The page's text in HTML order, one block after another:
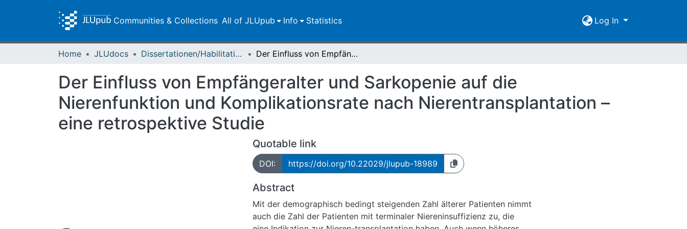
Communities & Collections All of JLUpub Info Statistics Log In
Home JLUdocs Dissertationen/Habilitationen Der Einfluss von Empfängeralter und Sarkopenie auf die Nierenfunktion und Komplikationsrate nach Nierentransplantation – eine retrospektive Studie
Der Einfluss von Empfängeralter und Sarkopenie auf die
Nierenfunktion und Komplikationsrate nach Nierentransplantation –
eine retrospektive Studie
Quotable link
DOI: https://doi.org/10.22029/jlupub-18989
Abstract
Mit der demographisch bedingt steigenden Zahl älterer Patienten nimmt
auch die Zahl der Patienten mit terminaler Niereninsuffizienz zu, die